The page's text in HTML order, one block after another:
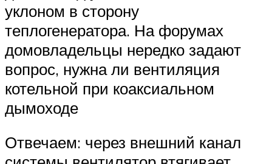
уклоном в сторону
теплогенератора. На форумах
домовладельцы нередко задают
вопрос, нужна ли вентиляция
котельной при коаксиальном
дымоходе
Отвечаем: через внешний канал